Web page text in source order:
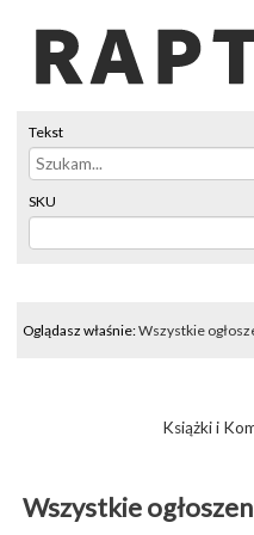
Tekst
SKU
Oglądasz właśnie:Wszystkie
Książki i
Wszystkie